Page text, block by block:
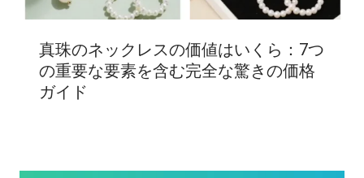
真珠のネックレスの価値はいくら：7つ
の重要な要素を含む完全な驚きの価格
ガイド